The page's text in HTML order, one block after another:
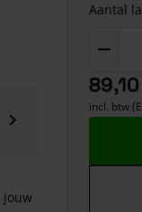
jouw
Aantal
89,10
incl. btw